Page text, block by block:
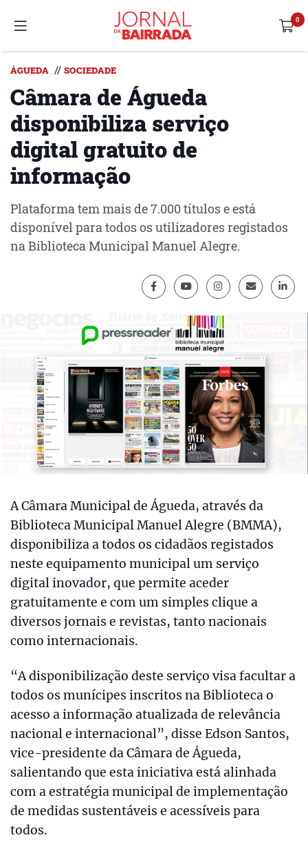
ÁGUEDA // SOCIEDADE
Câmara de Águeda
disponibiliza serviço
digital gratuito de
informação
Plataforma tem mais de 7.000 títulos e está
disponível para todos os utilizadores registados
na Biblioteca Municipal Manuel Alegre.
A Câmara Municipal de Águeda, através da
Biblioteca Municipal Manuel Alegre (BMMA),
disponibiliza a todos os cidadãos registados
neste equipamento municipal um serviço
digital inovador, que permite aceder
gratuitamente e com um simples clique a
diversos jornais e revistas, tanto nacionais
como internacionais.
“A disponibilização deste serviço visa facultar a
todos os munícipes inscritos na Biblioteca o
acesso a informação atualizada de relevância
nacional e internacional”, disse Edson Santos,
vice-presidente da Câmara de Águeda,
salientando que esta iniciativa está alinhada
com a estratégia municipal de implementação
de medidas sustentáveis e acessíveis para
todos.